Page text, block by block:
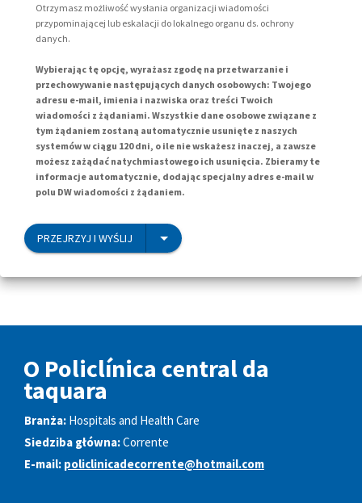
Otrzymasz możliwość wysłania organizacji wiadomości
przypominającej lub eskalacji do lokalnego organu ds. ochrony
danych.
Wybierając tę opcję, wyrażasz zgodę na przetwarzanie i
przechowywanie następujących danych osobowych: Twojego
adresu e-mail, imienia i nazwiska oraz treści Twoich
wiadomości z żądaniami. Wszystkie dane osobowe związane z
tym żądaniem zostaną automatycznie usunięte z naszych
systemów w ciągu 120 dni, o ile nie wskażesz inaczej, a zawsze
możesz zażądać natychmiastowego ich usunięcia. Zbieramy te
informacje automatycznie, dodając specjalny adres e-mail w
polu DW wiadomości z żądaniem.
PRZEJRZYJ I WYŚLIJ
O Policlínica central da
taquara
Branża: Hospitals and Health Care
Siedziba główna:Corrente
E-mail: policlinicadecorrente@hotmail.com